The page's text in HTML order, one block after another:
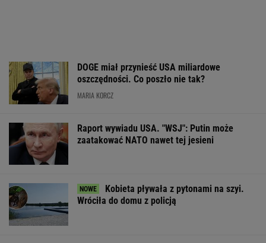
DOGE miał przynieść USA miliardowe
oszczędności. Co poszło nie tak?
MARIA KORCZ
Raport wywiadu USA. "WSJ": Putin może
zaatakować NATO nawet tej jesieni
Kobieta pływała z pytonami na szyi.
Wróciła do domu z policją